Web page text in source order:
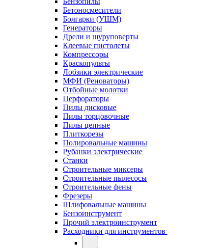
Бетоносмесители
Болгарки (УШМ)
Генераторы
Дрели и шуруповерты
Клеевые пистолеты
Компрессоры
Краскопульты
Лобзики электрические
МФИ (Реноваторы)
Отбойные молотки
Перфораторы
Пилы дисковые
Пилы торцовочные
Пилы цепные
Плиткорезы
Полировальные машины
Рубанки электрические
Станки
Строительные миксеры
Строительные пылесосы
Строительные фены
Фрезеры
Шлифовальные машины
Бензоинструмент
Прочий электроинструмент
Расходники для инструментов